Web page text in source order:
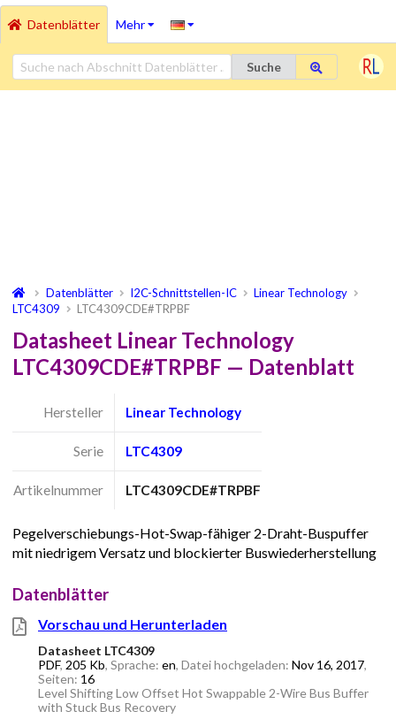
Datenblätter Mehr
Suche
Datenblätter I2C-Schnittstellen-IC
Linear Technology
LTC4309
LTC4309CDE#TRPBF
Datasheet Linear Technology
LTC4309CDE#TRPBF — Datenblatt
Hersteller Linear Technology
Serie LTC4309
Artikelnummer LTC4309CDE#TRPBF
Pegelverschiebungs-Hot-Swap-fähiger 2-Draht-Buspuffer
mit niedrigem Versatz und blockierter Buswiederherstellung
Datenblätter
Vorschau und Herunterladen
Datasheet LTC4309
PDF, 205 Kb, Sprache: en, Datei hochgeladen: Nov 16, 2017,
Seiten: 16
Level Shifting Low Offset Hot Swappable 2-Wire Bus Buffer
with Stuck Bus Recovery